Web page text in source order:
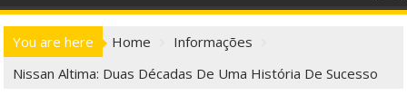
You are here Home
Informações
Nissan Altima: Duas Décadas De Uma História De Sucesso